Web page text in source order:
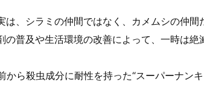
は、シラミの仲間ではなく、カメムシの仲間
の普及や生活環境の改善によって、一時は
から殺虫成分に耐性を持った“スーパーナン